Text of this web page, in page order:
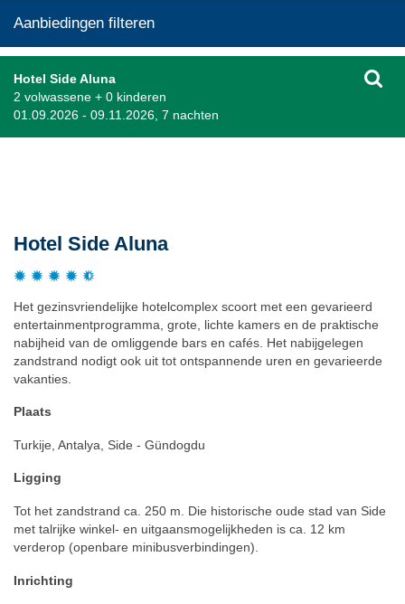
Aanbiedingen filteren
Hotel Side Aluna
2 volwassene + 0 kinderen
01.09.2026 - 09.11.2026, 7 nachten
Hotel Side Aluna
Het gezinsvriendelijke hotelcomplex scoort met een gevarieerd
entertainmentprogramma, grote, lichte kamers en de praktische
nabijheid van de omliggende bars en cafés. Het nabijgelegen
zandstrand nodigt ook uit tot ontspannende uren en gevarieerde
vakanties.
Plaats
Turkije, Antalya, Side - Gündogdu
Ligging
Tot het zandstrand ca. 250 m. Die historische oude stad van Side
met talrijke winkel- en uitgaansmogelijkheden is ca. 12 km
verderop (openbare minibusverbindingen).
Inrichting